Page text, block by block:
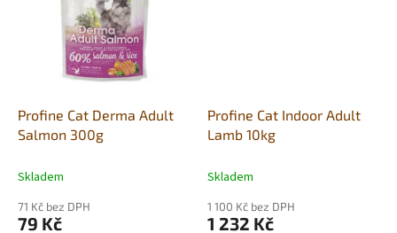
Profine Cat Derma Adult
Salmon 300g
Skladem
71 Kč bez DPH
79 Kč
Profine Cat Indoor Adult
Lamb 10kg
Skladem
1 100 Kč bez DPH
1 232 Kč